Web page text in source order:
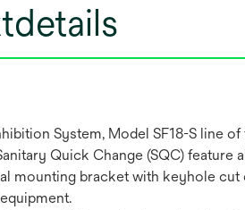
System, Model SF18-S line
Quick Change (SQC)
mounting bracket with keyhole